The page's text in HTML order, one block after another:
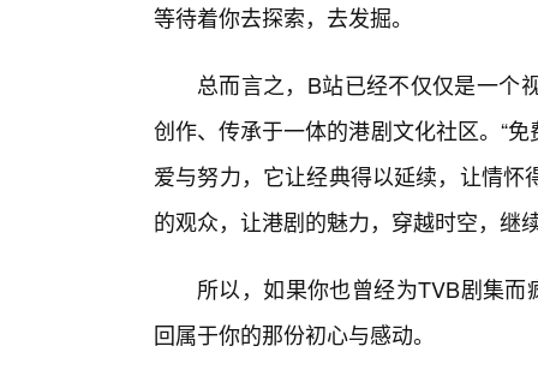
等待着你去探索，去发掘。
总而言之，B站已经不仅仅是一个
创作、传承于一体的港剧文化社区。“
爱与努力，它让经典得以延续，让情
的观众，让港剧的魅力，穿越时空，继
所以，如果你也曾经为TVB剧集
回属于你的那份初心与感动。